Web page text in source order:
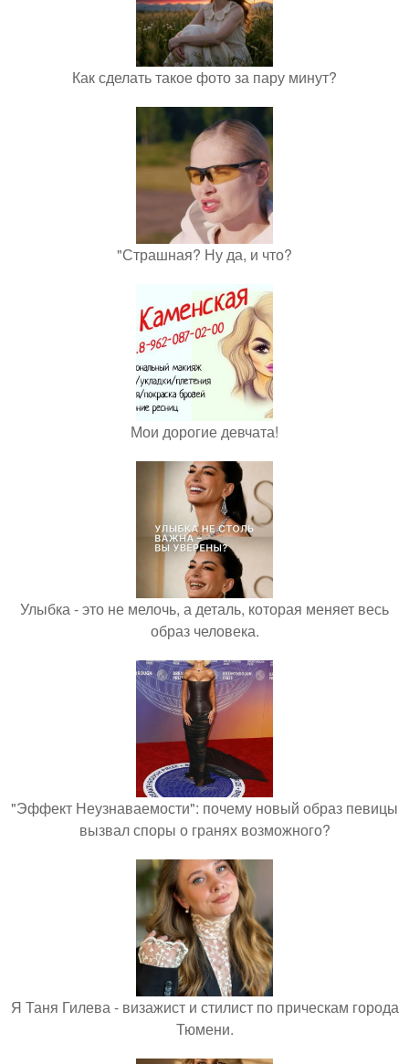
Как сделать такое фото за пару минут?
"Страшная? Ну да, и что?
Мои дорогие девчата!
Улыбка - это не мелочь, а деталь, которая меняет весь
образ человека.
"Эффект Неузнаваемости": почему новый образ певицы
вызвал споры о гранях возможного?
Я Таня Гилева - визажист и стилист по прическам города
Тюмени.